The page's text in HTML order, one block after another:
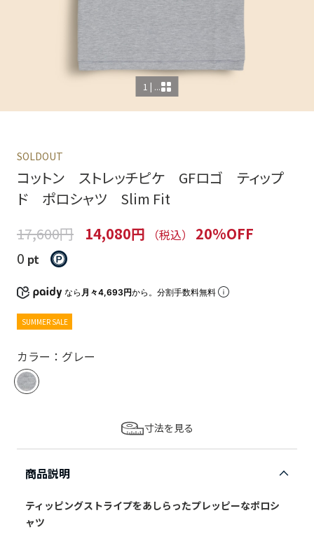
1 | ...
SOLDOUT
コットン ストレッチピケ GFロゴ ティップ
ド ポロシャツ Slim Fit
17,600円
14,080円 （税込）
20%OFF
0 pt
なら 月々4,693円から。分割手数料無料
SUMMER SALE
カラー：グレー
寸法を見る
商品説明
ティッピングストライプをあしらったプレッピーなポロシ
ャツ